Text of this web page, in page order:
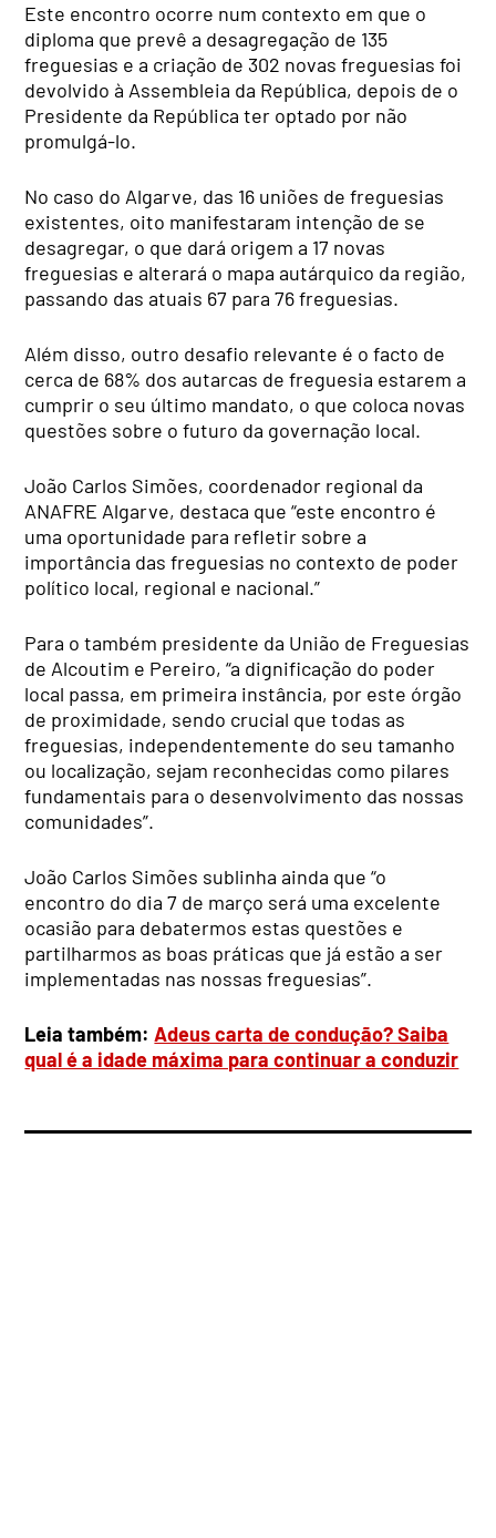
Este encontro ocorre num contexto em que o
diploma que prevê a desagregação de 135
freguesias e a criação de 302 novas freguesias foi
devolvido à Assembleia da República, depois de o
Presidente da República ter optado por não
promulgá-lo.
No caso do Algarve, das 16 uniões de freguesias
existentes, oito manifestaram intenção de se
desagregar, o que dará origem a 17 novas
freguesias e alterará o mapa autárquico da região,
passando das atuais 67 para 76 freguesias.
Além disso, outro desafio relevante é o facto de
cerca de 68% dos autarcas de freguesia estarem a
cumprir o seu último mandato, o que coloca novas
questões sobre o futuro da governação local.
João Carlos Simões, coordenador regional da
ANAFRE Algarve, destaca que “este encontro é
uma oportunidade para refletir sobre a
importância das freguesias no contexto de poder
político local, regional e nacional.”
Para o também presidente da União de Freguesias
de Alcoutim e Pereiro, “a dignificação do poder
local passa, em primeira instância, por este órgão
de proximidade, sendo crucial que todas as
freguesias, independentemente do seu tamanho
ou localização, sejam reconhecidas como pilares
fundamentais para o desenvolvimento das nossas
comunidades”.
João Carlos Simões sublinha ainda que “o
encontro do dia 7 de março será uma excelente
ocasião para debatermos estas questões e
partilharmos as boas práticas que já estão a ser
implementadas nas nossas freguesias”.
Leia também:Adeus carta de condução? Saiba
qual é a idade máxima para continuar a conduzir